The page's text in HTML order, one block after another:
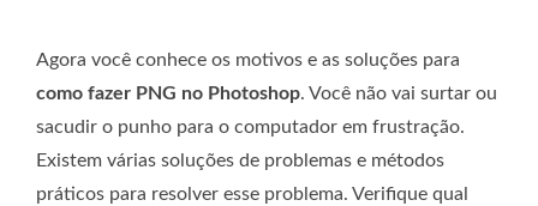
Agora você conhece os motivos e as soluções para
como fazer PNG no Photoshop. Você não vai surtar ou
sacudir o punho para o computador em frustração.
Existem várias soluções de problemas e métodos
práticos para resolver esse problema. Verifique qual